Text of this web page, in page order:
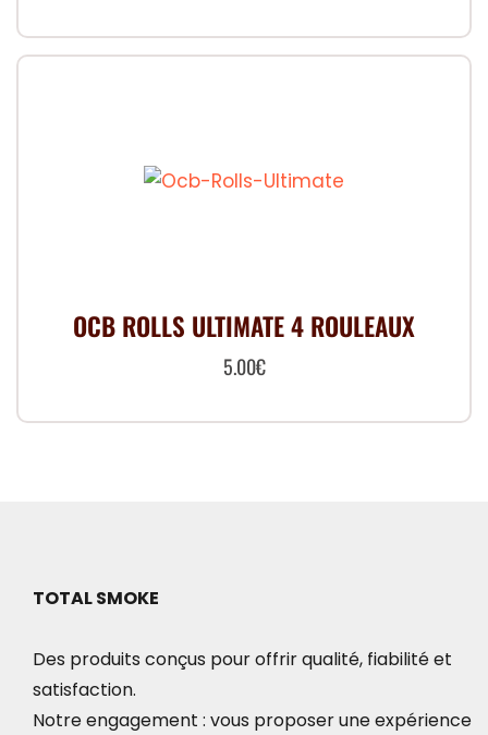
produit
Les
sur
la
OCB ROLLS ULTIMATE 4 ROULEAUX
5.00€
TOTAL SMOKE
Des produits conçus pour offrir qualité, fiabilité et
satisfaction.
Notre engagement : vous proposer une expérience